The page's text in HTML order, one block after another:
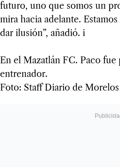
futuro, uno que somos un
mira hacia adelante.
dar ilusión”, añadió. i
En el Mazatlán FC. Paco
entrenador.
Foto: Staff Diario de Morelos